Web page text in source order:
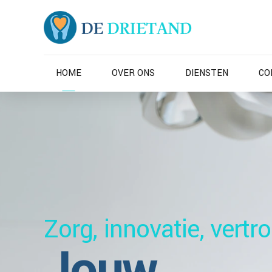
HOME OVER ONS DIENSTEN
Zorg, innovatie,
Toegewijd aan
Gezondheid Eerst